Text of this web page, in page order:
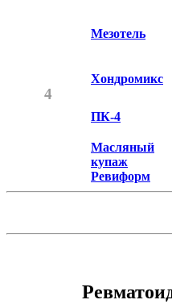
4
Мезотель
Хондромикс
ПК-4
Масляный
купаж
Ревиформ